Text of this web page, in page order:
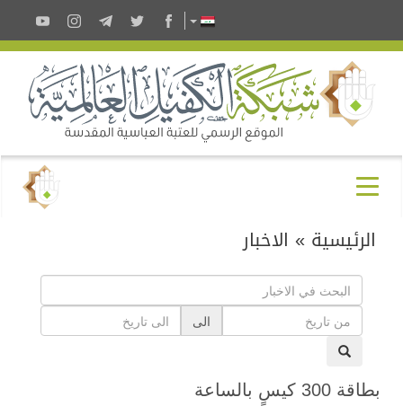
الرئيسية » الاخبار
الى
بطاقة 300 كيسٍ بالساعة